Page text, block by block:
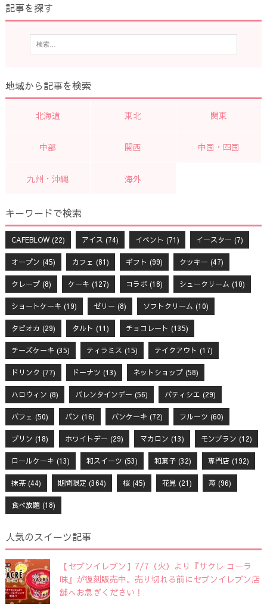
記事を探す
地域から記事を検索
北海道 東北 関東
中部 関西 中国・四国
九州・沖縄 海外
キーワードで検索
CAFEBLOW(22) アイス (74) イベント (71) イースター (7)
オープン (45) カフェ (81) ギフト (99) クッキー (47)
クレープ(8) ケーキ (127) コラボ(18) シュークリーム (10)
ショートケーキ (19) ゼリー (8) ソフトクリーム (10)
タピオカ (29) タルト (11) チョコレート (135)
チーズケーキ (35) ティラミス (15) テイクアウト (17)
ドリンク (77) ドーナツ (13) ネットショップ(58)
ハロウィン (8) バレンタインデー (56) パティシエ (29)
パフェ (50) パン (16) パンケーキ (72) フルーツ (60)
プリン (18) ホワイトデー (29) マカロン (13) モンブラン (12)
ロールケーキ (13) 和スイーツ (53) 和菓子(32) 専門店(192)
抹茶(44) 期間限定 (364) 桜(45) 花見 (21) 苺(96)
食べ放題(18)
人気のスイーツ記事
【セブンイレブン】7/7（火）より『サクレ コーラ
味』が復刻販売中。売り切れる前にセブンイレブン店
舗へお急ぎください！